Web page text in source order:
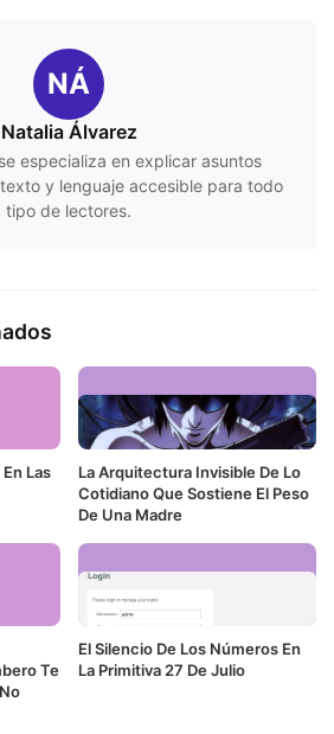
NÁ
Natalia Álvarez
especializa en explicar asuntos
y lenguaje accesible para todo
tipo de lectores.
Las
La Arquitectura Invisible De Lo
Cotidiano Que Sostiene El Peso
De Una Madre
Te
El Silencio De Los Números En
La Primitiva 27 De Julio